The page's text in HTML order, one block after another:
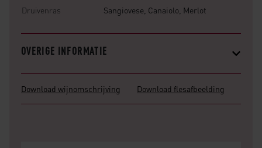
Druivenras
Sangiovese, Canaiolo, Merlot
OVERIGE INFORMATIE
Download wijnomschrijving Download flesafbeelding